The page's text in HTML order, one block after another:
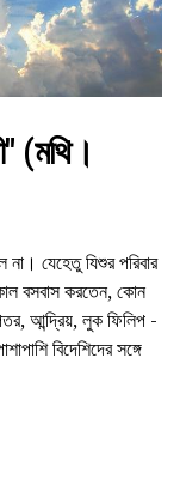
(মথি।
না। যেহেতু যিশুর পরিবার
বসবাস করতেন, কোন
আন্দ্রিয়, লুক ফিলিপ -
বিদেশিদের সঙ্গে